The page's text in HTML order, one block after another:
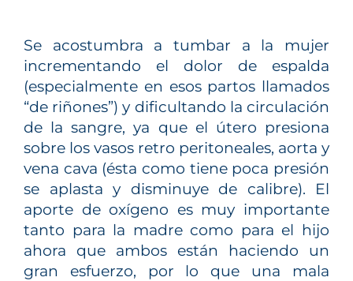
Se acostumbra a tumbar a la mujer
incrementando el dolor de espalda
(especialmente en esos partos llamados
“de riñones”) y dificultando la circulación
de la sangre, ya que el útero presiona
sobre los vasos retro peritoneales, aorta y
vena cava (ésta como tiene poca presión
se aplasta y disminuye de calibre). El
aporte de oxígeno es muy importante
tanto para la madre como para el hijo
ahora que ambos están haciendo un
gran esfuerzo, por lo que una mala